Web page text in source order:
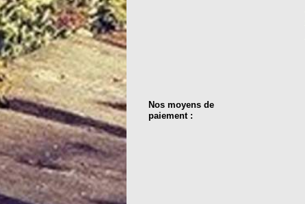
Nos moyens de
paiement :